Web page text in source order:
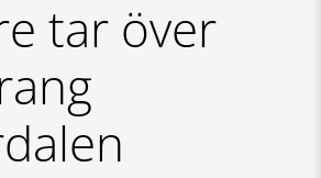
tar över